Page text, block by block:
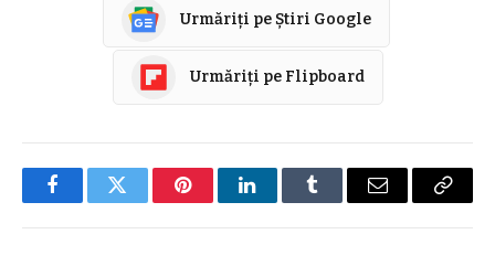
Urmăriți pe Știri Google
Urmăriți pe Flipboard
FacebookTwitter PinterestLinkedInTumblr E-